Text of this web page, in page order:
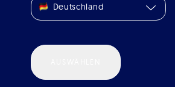
Deutschland